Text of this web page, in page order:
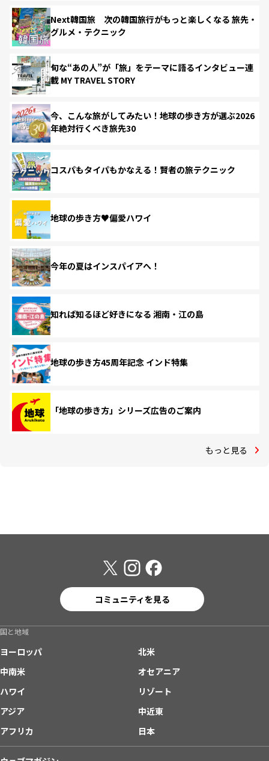
Next韓国旅 次の韓国旅行がもっと楽しくなる 旅先・
グルメ・テクニック
旬な“あの人”が「旅」をテーマに語るインタビュー連
載 MY TRAVEL STORY
今、こんな旅がしてみたい！地球の歩き方が選ぶ2026
年絶対行くべき旅先30
コスパもタイパもかなえる！賢者の旅テクニック
地球の歩き方♥偏愛ハワイ
今年の夏はインスパイアへ！
知れば知るほど好きになる 湘南・江の島
地球の歩き方45周年記念 インド特集
「地球の歩き方」シリーズ広告のご案内
もっと見る
コミュニティを見る
国と地域
ヨーロッパ
北米
中南米
オセアニア
ハワイ
リゾート
アジア
中近東
アフリカ
日本